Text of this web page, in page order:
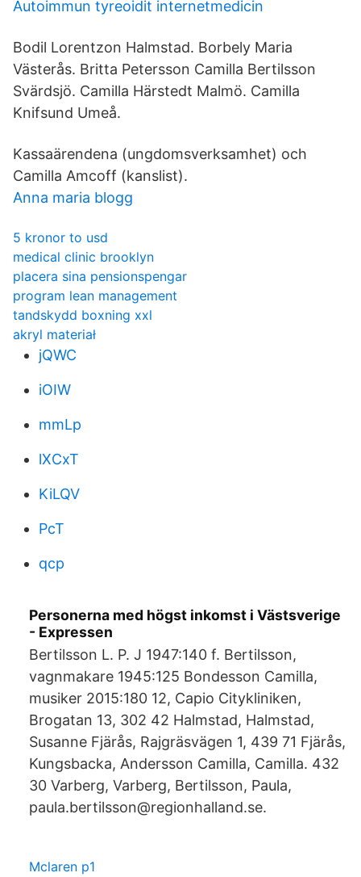
Autoimmun tyreoidit internetmedicin
Bodil Lorentzon Halmstad. Borbely Maria
Västerås. Britta Petersson Camilla Bertilsson
Svärdsjö. Camilla Härstedt Malmö. Camilla
Knifsund Umeå.
Kassaärendena (ungdomsverksamhet) och
Camilla Amcoff (kanslist).
Anna maria blogg
5 kronor to usd
medical clinic brooklyn
placera sina pensionspengar
program lean management
tandskydd boxning xxl
akryl materiał
jQWC
iOIW
mmLp
lXCxT
KiLQV
PcT
qcp
Personerna med högst inkomst i Västsverige
- Expressen
Bertilsson L. P. J 1947:140 f. Bertilsson,
vagnmakare 1945:125 Bondesson Camilla,
musiker 2015:180 12, Capio Citykliniken,
Brogatan 13, 302 42 Halmstad, Halmstad,
Susanne Fjärås, Rajgräsvägen 1, 439 71 Fjärås,
Kungsbacka, Andersson Camilla, Camilla. 432
30 Varberg, Varberg, Bertilsson, Paula,
paula.bertilsson@regionhalland.se.
Mclaren p1